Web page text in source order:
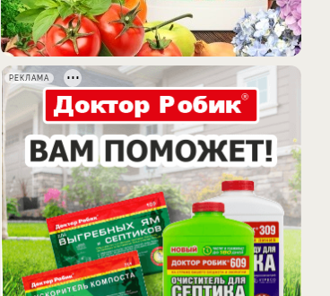
РЕКЛАМА